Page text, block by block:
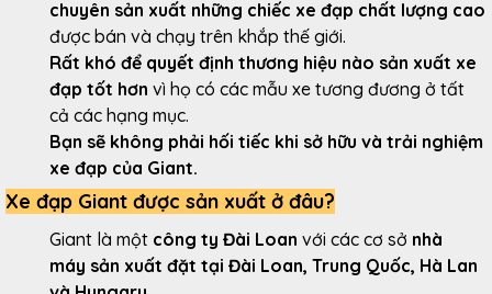
chuyên sản xuất những chiếc xe đạp chất lượng cao
được bán và chạy trên khắp thế giới.
Rất khó để quyết định thương hiệu nào sản xuất xe
đạp tốt hơn vì họ có các mẫu xe tương đương ở tất
cả các hạng mục.
Bạn sẽ không phải hối tiếc khi sở hữu và trải nghiệm
xe đạp của Giant.
Xe đạp Giant được sản xuất ở đâu?
Giant là một công ty Đài Loan với các cơ sở nhà
máy sản xuất đặt tại Đài Loan, Trung Quốc, Hà Lan